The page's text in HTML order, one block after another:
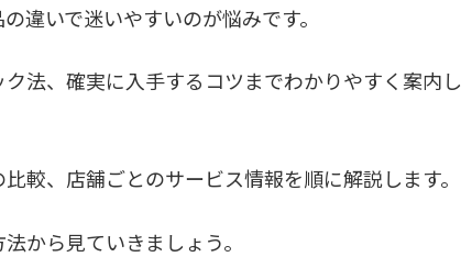
違いで迷いやすいのが悩みです。
法、確実に入手するコツまでわかりやすく案内し
較、店舗ごとのサービス情報を順に解説します。
から見ていきましょう。